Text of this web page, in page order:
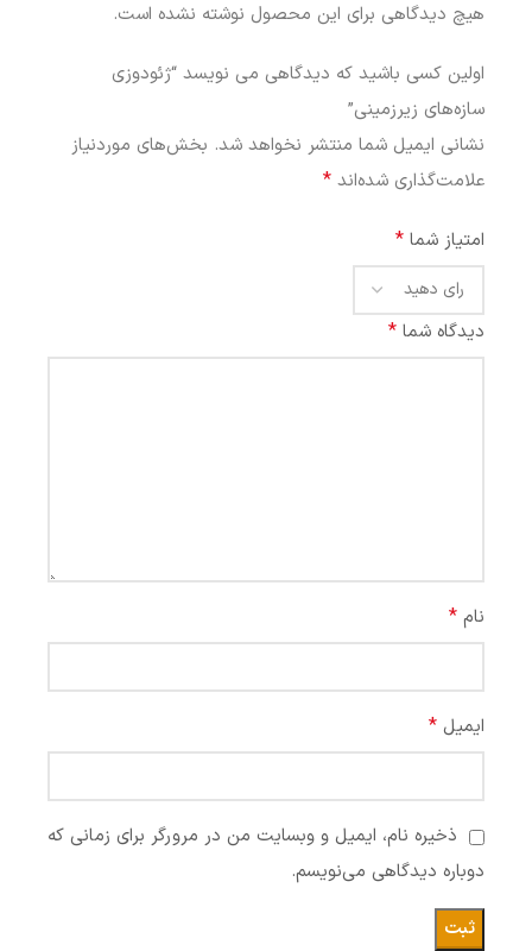
هیچ دیدگاهی برای این محصول نوشته نشده است.
اولین کسی باشید که دیدگاهی می نویسد “ژئودوزی
سازه‌های زیرزمینی”
نشانی ایمیل شما منتشر نخواهد شد. بخش‌های موردنیاز
علامت‌گذاری شده‌اند *
امتیاز شما *
دیدگاه شما *
نام *
ایمیل *
ذخیره نام، ایمیل و وبسایت من در مرورگر برای زمانی که
دوباره دیدگاهی می‌نویسم.